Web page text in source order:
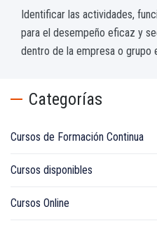
Identificar las actividades,
para el desempeño eficaz y
dentro de la empresa o grupo
Categorías
Cursos de Formación Continua
Cursos disponibles
Cursos Online